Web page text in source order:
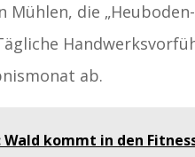
die
ab.
kommt in den